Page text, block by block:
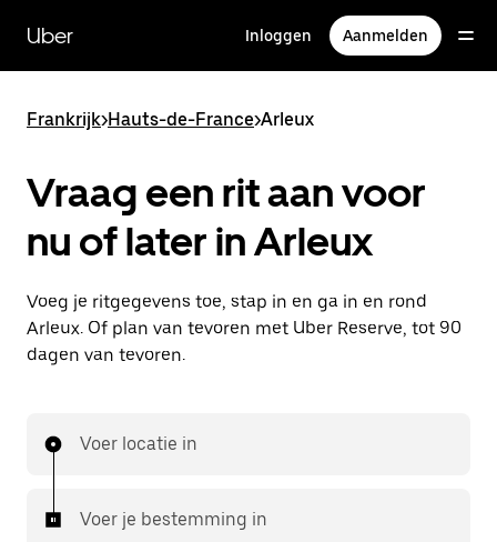
naar
hoofdinhoud
Uber Inloggen Aanmelden
Frankrijk>Hauts-de-France>Arleux
Vraag een rit aan voor
nu of later in Arleux
Voeg je ritgegevens toe, stap in en ga in en rond
Arleux. Of plan van tevoren met Uber Reserve, tot 90
dagen van tevoren.
Voer locatie in
Voer je bestemming in